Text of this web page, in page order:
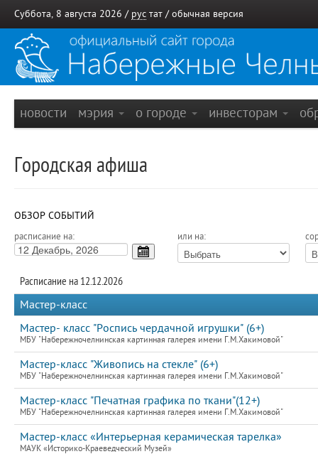
Суббота, 8 августа 2026 / рус тат / обычная версия
новости мэрия о городе инвесторам
Городская афиша
ОБЗОР СОБЫТИЙ
расписание на: или на:
Расписание на 12.12.2026
Мастер-класс
Мастер- класс "Роспись чердачной игрушки" (6+)
МБУ "Набережночелнинская картинная галерея имени Г.М.Хакимовой"
Мастер-класс "Живопись на стекле" (6+)
МБУ "Набережночелнинская картинная галерея имени Г.М.Хакимовой"
Мастер-класс "Печатная графика по ткани"(12+)
МБУ "Набережночелнинская картинная галерея имени Г.М.Хакимовой"
Мастер-класс «Интерьерная керамическая тарелка»
МАУК «Историко-Краеведческий Музей»